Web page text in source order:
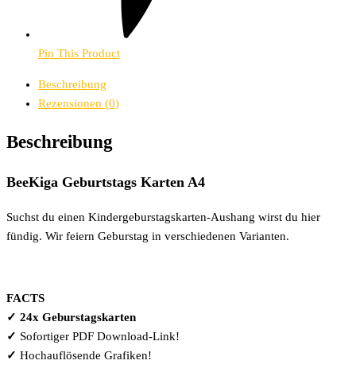
Pin This Product
Beschreibung
Rezensionen (0)
Beschreibung
BeeKiga Geburtstags Karten A4
Suchst du einen Kindergeburstagskarten-Aushang wirst du hier
fündig. Wir feiern Geburstag in verschiedenen Varianten.
FACTS
✓ 24x Geburstagskarten
✓ Sofortiger PDF Download-Link!
✓ Hochauflösende Grafiken!